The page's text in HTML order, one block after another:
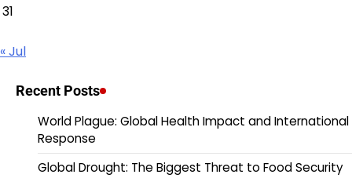
31
« Jul
Recent Posts
World Plague: Global Health Impact and International
Response
Global Drought: The Biggest Threat to Food Security